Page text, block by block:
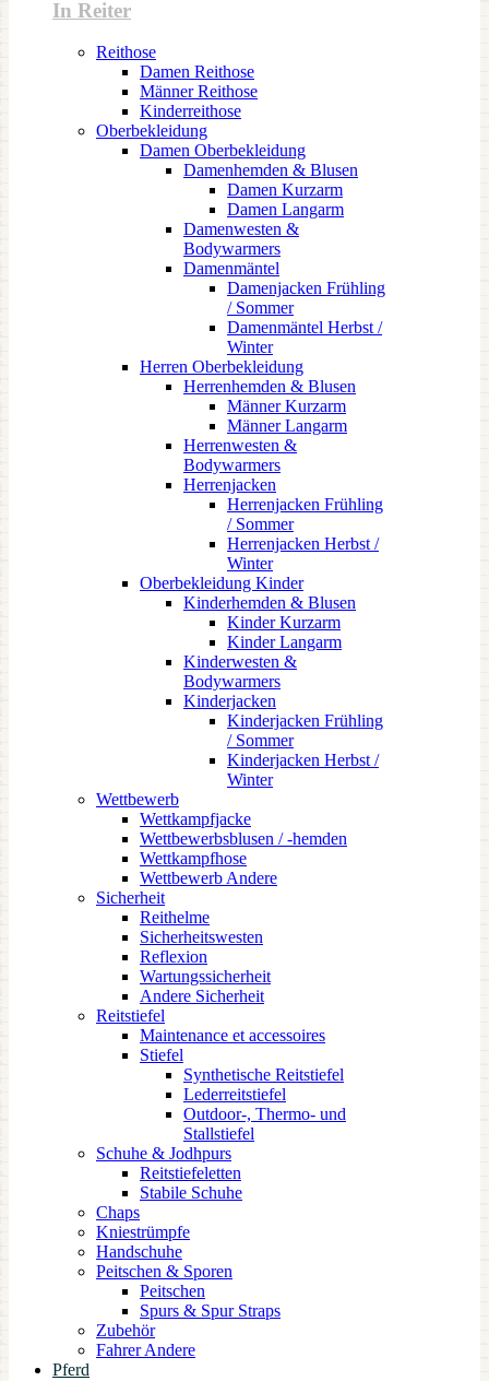
In Reiter
Reithose
Damen Reithose
Männer Reithose
Kinderreithose
Oberbekleidung
Damen Oberbekleidung
Damenhemden & Blusen
Damen Kurzarm
Damen Langarm
Damenwesten &
Bodywarmers
Damenmäntel
Damenjacken Frühling
/ Sommer
Damenmäntel Herbst /
Winter
Herren Oberbekleidung
Herrenhemden & Blusen
Männer Kurzarm
Männer Langarm
Herrenwesten &
Bodywarmers
Herrenjacken
Herrenjacken Frühling
/ Sommer
Herrenjacken Herbst /
Winter
Oberbekleidung Kinder
Kinderhemden & Blusen
Kinder Kurzarm
Kinder Langarm
Kinderwesten &
Bodywarmers
Kinderjacken
Kinderjacken Frühling
/ Sommer
Kinderjacken Herbst /
Winter
Wettbewerb
Wettkampfjacke
Wettbewerbsblusen / -hemden
Wettkampfhose
Wettbewerb Andere
Sicherheit
Reithelme
Sicherheitswesten
Reflexion
Wartungssicherheit
Andere Sicherheit
Reitstiefel
Maintenance et accessoires
Stiefel
Synthetische Reitstiefel
Lederreitstiefel
Outdoor-, Thermo- und
Stallstiefel
Schuhe & Jodhpurs
Reitstiefeletten
Stabile Schuhe
Chaps
Kniestrümpfe
Handschuhe
Peitschen & Sporen
Peitschen
Spurs & Spur Straps
Zubehör
Fahrer Andere
Pferd